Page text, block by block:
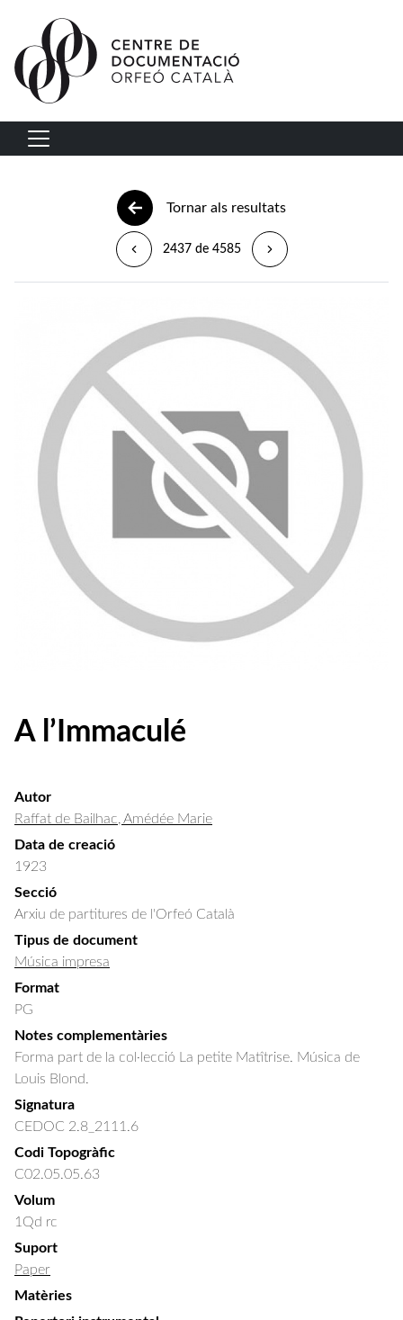
Vés al contingut
Navegació principal
Tornar als resultats
2437 de 4585
A l’Immaculé
Autor
Raffat de Bailhac, Amédée Marie
Data de creació
1923
Secció
Arxiu de partitures de l'Orfeó Català
Tipus de document
Música impresa
Format
PG
Notes complementàries
Forma part de la col·lecció La petite Matîtrise. Música de
Louis Blond.
Signatura
CEDOC 2.8_2111.6
Codi Topogràfic
C02.05.05.63
Volum
1Qd rc
Suport
Paper
Matèries